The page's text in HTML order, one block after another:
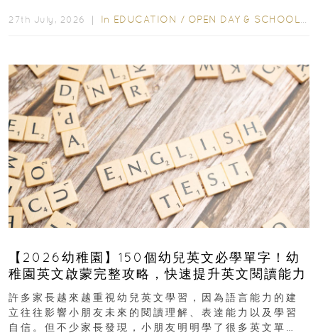
27th July, 2026 ｜ In EDUCATION / OPEN DAY & SCHOOL EVENTS
【2026幼稚園】150個幼兒英文必學單字！幼
稚園英文啟蒙完整攻略，快速提升英文閱讀能力
許多家長越來越重視幼兒英文學習，因為語言能力的建
立往往影響小朋友未來的閱讀理解、表達能力以及學習
自信。但不少家長發現，小朋友明明學了很多英文單